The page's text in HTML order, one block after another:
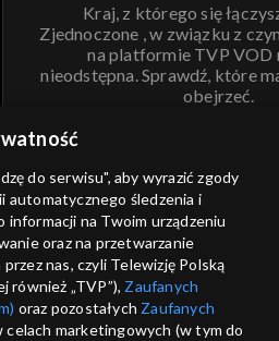
Kraj, z którego się
Zjednoczone , w związku z
na platformie TVP VOD
nieodstępna. Sprawdź, które
obejrzeć.
ANULUJ
do serwisu", aby wyrazić zgody
automatycznego śledzenia i
informacji na Twoim urządzeniu
oraz na przetwarzanie
nas, czyli Telewizję Polską
również „TVP”), Zaufanych
oraz pozostałych Zaufanych
celach marketingowych (w tym do